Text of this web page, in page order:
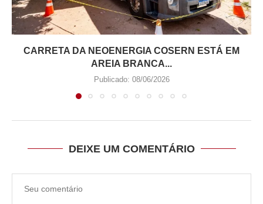
CARRETA DA NEOENERGIA COSERN ESTÁ EM
AREIA BRANCA...
Publicado: 08/06/2026
DEIXE UM COMENTÁRIO